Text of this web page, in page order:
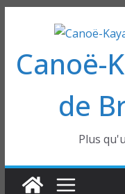
contenu
Canoë-
de
Plus